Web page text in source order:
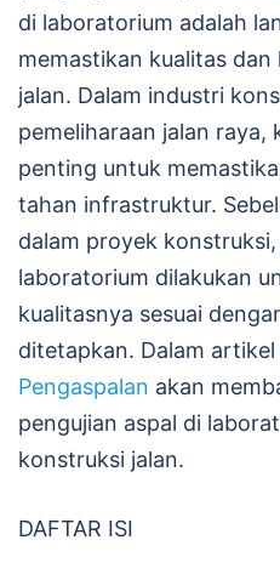
di laboratorium adalah
memastikan kualitas
jalan. Dalam industri
pemeliharaan jalan raya,
penting untuk
tahan infrastruktur.
dalam proyek
laboratorium dilakukan
kualitasnya sesuai
ditetapkan. Dalam artikel
Pengaspalan akan
pengujian aspal di
konstruksi jalan.
DAFTAR ISI